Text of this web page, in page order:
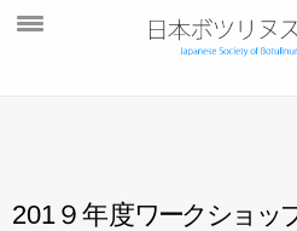
201９年度ワークショ ッ